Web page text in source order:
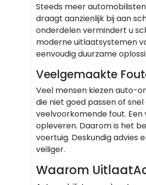
Steeds meer
draagt aanzienlijk bij aan
onderdelen vermindert u
moderne uitlaatsystemen
eenvoudig duurzame
Veelgemaakte
Veel mensen kiezen auto-
die niet goed passen of
veelvoorkomende fout.
opleveren. Daarom is het
voertuig. Deskundig advies
veiliger.
Waarom